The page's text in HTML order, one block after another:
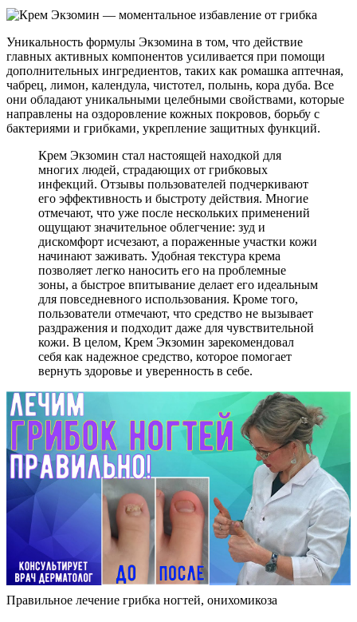
Уникальность формулы Экзомина в том, что действие
главных активных компонентов усиливается при помощи
дополнительных ингредиентов, таких как ромашка аптечная,
чабрец, лимон, календула, чистотел, полынь, кора дуба. Все
они обладают уникальными целебными свойствами, которые
направлены на оздоровление кожных покровов, борьбу с
бактериями и грибками, укрепление защитных функций.
Крем Экзомин стал настоящей находкой для
многих людей, страдающих от грибковых
инфекций. Отзывы пользователей подчеркивают
его эффективность и быстроту действия. Многие
отмечают, что уже после нескольких применений
ощущают значительное облегчение: зуд и
дискомфорт исчезают, а пораженные участки кожи
начинают заживать. Удобная текстура крема
позволяет легко наносить его на проблемные
зоны, а быстрое впитывание делает его идеальным
для повседневного использования. Кроме того,
пользователи отмечают, что средство не вызывает
раздражения и подходит даже для чувствительной
кожи. В целом, Крем Экзомин зарекомендовал
себя как надежное средство, которое помогает
вернуть здоровье и уверенность в себе.
Правильное лечение грибка ногтей, онихомикоза